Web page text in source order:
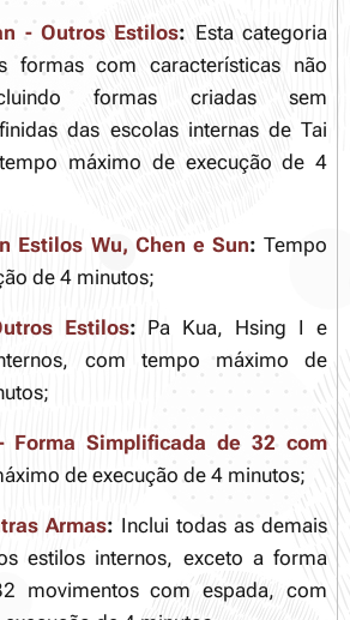
- Outros Estilos: Esta categoria
formas com características não
formas criadas sem
das escolas internas de Tai
máximo de execução de 4
Estilos Wu, Chen e Sun: Tempo
de 4 minutos;
Estilos: Pa Kua, Hsing I e
com tempo máximo de
Simplificada de 32 com
de execução de 4 minutos;
Armas: Inclui todas as demais
estilos internos, exceto a forma
movimentos com espada, com